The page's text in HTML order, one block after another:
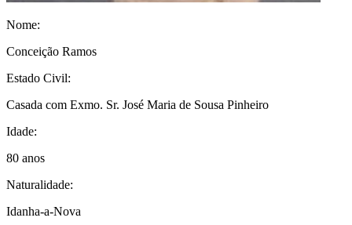
Nome:
Conceição Ramos
Estado Civil:
Casada com Exmo. Sr. José Maria de Sousa Pinheiro
Idade:
80 anos
Naturalidade:
Idanha-a-Nova